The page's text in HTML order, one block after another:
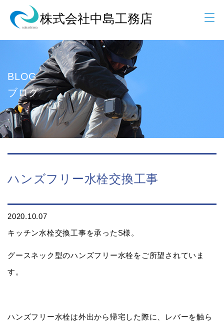
BLOG
ブログ
ハンズフリー水栓交換工事
2020.10.07
キッチン水栓交換工事を承ったS様。
グースネック型のハンズフリー水栓をご所望されていま
す。
ハンズフリー水栓は外出から帰宅した際に、レバーを触ら